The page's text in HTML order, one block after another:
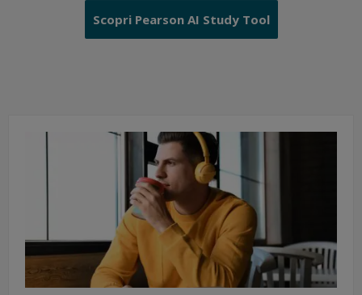
Scopri Pearson AI Study Tool